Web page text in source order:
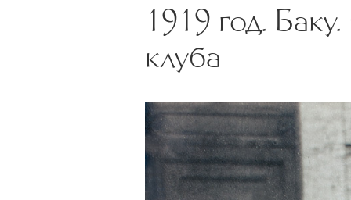
1919 год.
клуба